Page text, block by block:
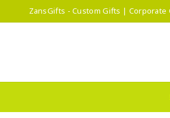
ZansGifts - Custom Gifts |